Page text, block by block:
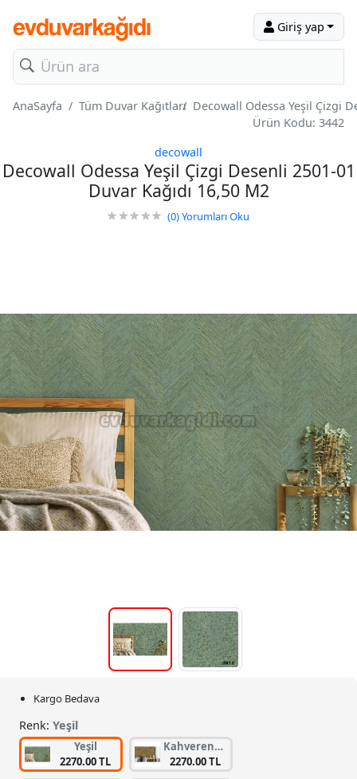
Giriş yap
AnaSayfa Tüm Duvar Kağıtları Decowall Odessa Yeşil Çizgi
Ürün Kodu: 3442
decowall
Decowall Odessa Yeşil Çizgi Desenli 2501-01
Duvar Kağıdı 16,50 M2
(0)Yorumları Oku
Kargo Bedava
Renk: Yeşil
Yeşil
2270.00 TL
Kahverengi, Koyu Kahverengi
2270.00 TL